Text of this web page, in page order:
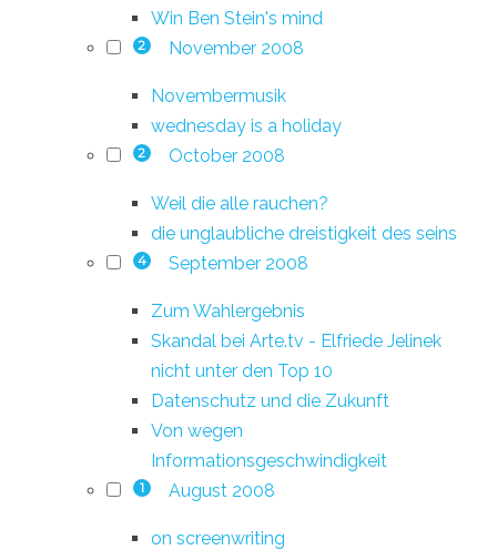
Win Ben Stein's mind
2 November 2008
Novembermusik
wednesday is a holiday
2 October 2008
Weil die alle rauchen?
die unglaubliche dreistigkeit des seins
4 September 2008
Zum Wahlergebnis
Skandal bei Arte.tv - Elfriede Jelinek
nicht unter den Top 10
Datenschutz und die Zukunft
Von wegen
Informationsgeschwindigkeit
1 August 2008
on screenwriting